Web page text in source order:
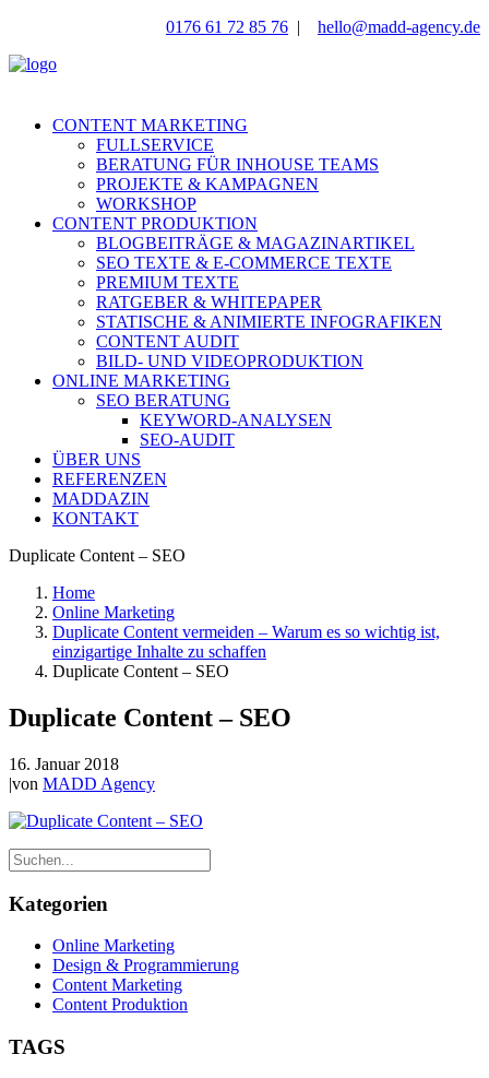
0176 61 72 85 76 | hello@madd-agency.de
CONTENT MARKETING
FULLSERVICE
BERATUNG FÜR INHOUSE TEAMS
PROJEKTE & KAMPAGNEN
WORKSHOP
CONTENT PRODUKTION
BLOGBEITRÄGE & MAGAZINARTIKEL
SEO TEXTE & E-COMMERCE TEXTE
PREMIUM TEXTE
RATGEBER & WHITEPAPER
STATISCHE & ANIMIERTE INFOGRAFIKEN
CONTENT AUDIT
BILD- UND VIDEOPRODUKTION
ONLINE MARKETING
SEO BERATUNG
KEYWORD-ANALYSEN
SEO-AUDIT
ÜBER UNS
REFERENZEN
MADDAZIN
KONTAKT
Duplicate Content – SEO
Home
Online Marketing
Duplicate Content vermeiden – Warum es so wichtig ist,
einzigartige Inhalte zu schaffen
Duplicate Content – SEO
Duplicate Content – SEO
16. Januar 2018
|von MADD Agency
Kategorien
Online Marketing
Design & Programmierung
Content Marketing
Content Produktion
TAGS